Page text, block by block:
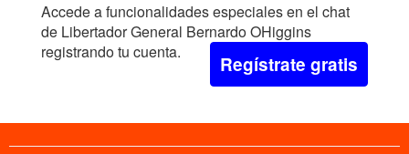
Accede a funcionalidades especiales en el chat
de Libertador General Bernardo OHiggins
registrando tu cuenta.
Regístrate gratis